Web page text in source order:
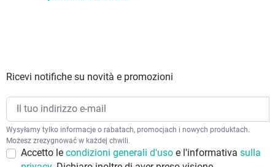
Ricevi notifiche su novità e promozioni
Wysyłamy tylko informacje o rabatach, promocjach i nowych produktach.
Możesz zrezygnować w każdej chwili.
Accetto le condizioni generali d'uso e l'informativa sulla